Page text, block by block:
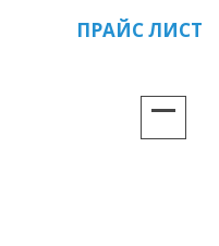
ПРАЙС ЛИСТ